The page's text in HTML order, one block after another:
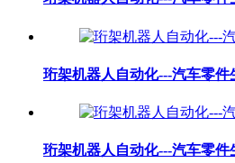
珩架机器人自动化---汽车零件
珩架机器人自动化---汽车零件